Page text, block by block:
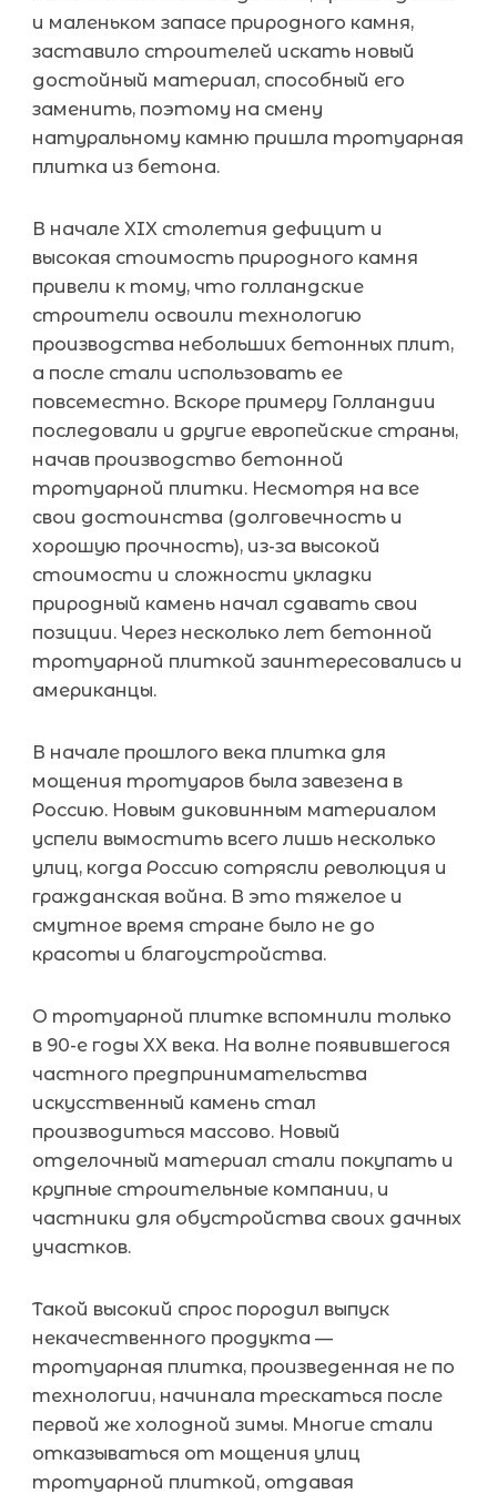
и маленьком запасе природного камня,
заставило строителей искать новый
достойный материал, способный его
заменить, поэтому на смену
натуральному камню пришла тротуарная
плитка из бетона.
В начале XIX столетия дефицит и
высокая стоимость природного камня
привели к тому, что голландские
строители освоили технологию
производства небольших бетонных плит,
а после стали использовать ее
повсеместно. Вскоре примеру Голландии
последовали и другие европейские страны,
начав производство бетонной
тротуарной плитки. Несмотря на все
свои достоинства (долговечность и
хорошую прочность), из-за высокой
стоимости и сложности укладки
природный камень начал сдавать свои
позиции. Через несколько лет бетонной
тротуарной плиткой заинтересовались и
американцы.
В начале прошлого века плитка для
мощения тротуаров была завезена в
Россию. Новым диковинным материалом
успели вымостить всего лишь несколько
улиц, когда Россию сотрясли революция и
гражданская война. В это тяжелое и
смутное время стране было не до
красоты и благоустройства.
О тротуарной плитке вспомнили только
в 90-е годы XX века. На волне появившегося
частного предпринимательства
искусственный камень стал
производиться массово. Новый
отделочный материал стали покупать и
крупные строительные компании, и
частники для обустройства своих дачных
участков.
Такой высокий спрос породил выпуск
некачественного продукта —
тротуарная плитка, произведенная не по
технологии, начинала трескаться после
первой же холодной зимы. Многие стали
отказываться от мощения улиц
тротуарной плиткой, отдавая